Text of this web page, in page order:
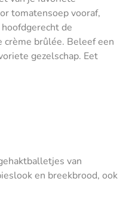
tomatensoep vooraf,
de
brûlée. Beleef een
gezelschap. Eet
van
en breekbrood, ook